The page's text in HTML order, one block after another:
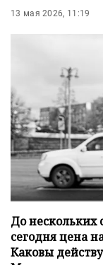
13 мая 2026, 11:19
До нескольких
сегодня цена
Каковы